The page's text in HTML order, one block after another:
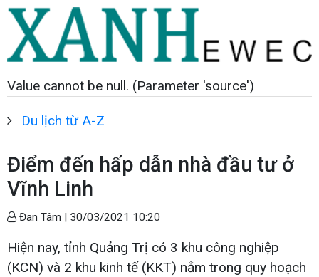
Value cannot be null. (Parameter 'source')
Du lịch từ A-Z
Điểm đến hấp dẫn nhà đầu tư ở
Vĩnh Linh
Đan Tâm | 30/03/2021 10:20
Hiện nay, tỉnh Quảng Trị có 3 khu công nghiệp
(KCN) và 2 khu kinh tế (KKT) nằm trong quy hoạch